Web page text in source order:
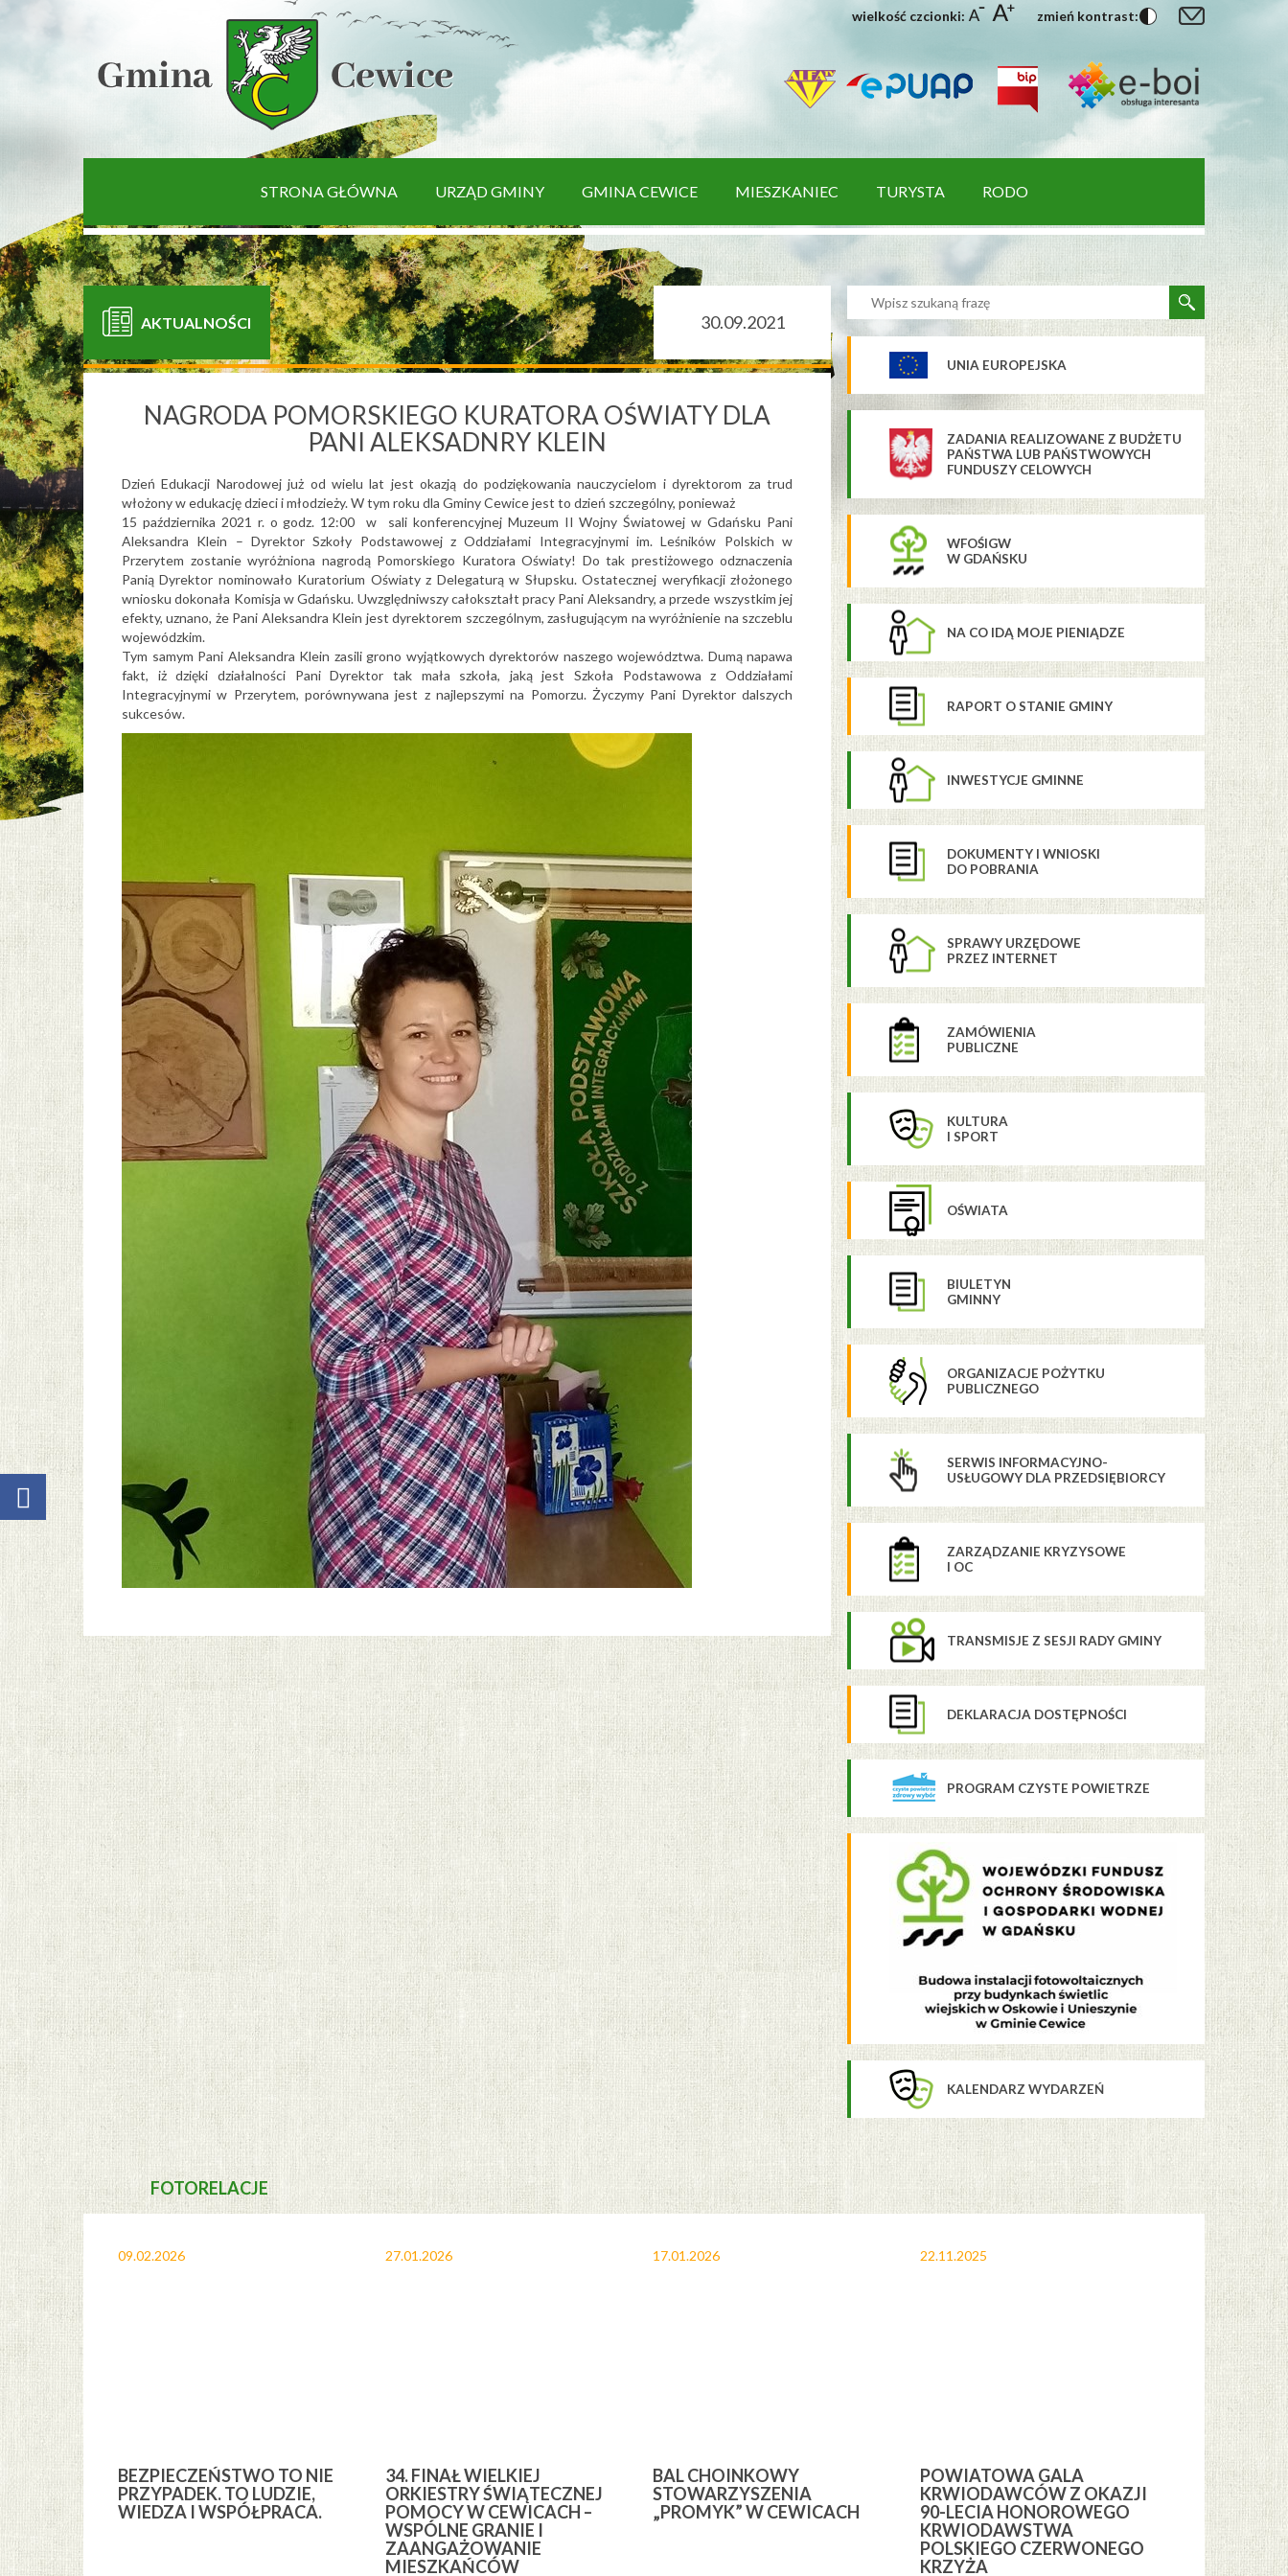
wielkość czcionki: zmień kontrast:
STRONA GŁÓWNA URZĄD GMINY GMINA CEWICE MIESZKANIEC TURYSTA RODO
AKTUALNOŚCI 30.09.2021
NAGRODA POMORSKIEGO KURATORA OŚWIATY DLA
PANI ALEKSADNRY KLEIN
Dzień Edukacji Narodowej już od wielu lat jest okazją do podziękowania nauczycielom i dyrektorom za trud
włożony w edukację dzieci i młodzieży. W tym roku dla Gminy Cewice jest to dzień szczególny, ponieważ
15 października 2021 r. o godz. 12:00 w sali konferencyjnej Muzeum II Wojny Światowej w Gdańsku Pani
Aleksandra Klein – Dyrektor Szkoły Podstawowej z Oddziałami Integracyjnymi im. Leśników Polskich w
Przerytem zostanie wyróżniona nagrodą Pomorskiego Kuratora Oświaty! Do tak prestiżowego odznaczenia
Panią Dyrektor nominowało Kuratorium Oświaty z Delegaturą w Słupsku. Ostatecznej weryfikacji złożonego
wniosku dokonała Komisja w Gdańsku. Uwzględniwszy całokształt pracy Pani Aleksandry, a przede wszystkim jej
efekty, uznano, że Pani Aleksandra Klein jest dyrektorem szczególnym, zasługującym na wyróżnienie na szczeblu
wojewódzkim.
Tym samym Pani Aleksandra Klein zasili grono wyjątkowych dyrektorów naszego województwa. Dumą napawa
fakt, iż dzięki działalności Pani Dyrektor tak mała szkoła, jaką jest Szkoła Podstawowa z Oddziałami
Integracyjnymi w Przerytem, porównywana jest z najlepszymi na Pomorzu. Życzymy Pani Dyrektor dalszych
sukcesów.
UNIA EUROPEJSKA
ZADANIA REALIZOWANE Z BUDŻETU
PAŃSTWA LUB PAŃSTWOWYCH
FUNDUSZY CELOWYCH
WFOŚIGW
W GDAŃSKU
NA CO IDĄ MOJE PIENIĄDZE
RAPORT O STANIE GMINY
INWESTYCJE GMINNE
DOKUMENTY I WNIOSKI
DO POBRANIA
SPRAWY URZĘDOWE
PRZEZ INTERNET
ZAMÓWIENIA
PUBLICZNE
KULTURA
I SPORT
OŚWIATA
BIULETYN
GMINNY
ORGANIZACJE POŻYTKU
PUBLICZNEGO
SERWIS INFORMACYJNO-
USŁUGOWY DLA PRZEDSIĘBIORCY
ZARZĄDZANIE KRYZYSOWE
I OC
TRANSMISJE Z SESJI RADY GMINY
DEKLARACJA DOSTĘPNOŚCI
PROGRAM CZYSTE POWIETRZE
KALENDARZ WYDARZEŃ
FOTORELACJE
Z
GMINY
09.02.2026
BEZPIECZEŃSTWO TO NIE
PRZYPADEK. TO LUDZIE,
WIEDZA I WSPÓŁPRACA.
27.01.2026
34. FINAŁ WIELKIEJ
ORKIESTRY ŚWIĄTECZNEJ
POMOCY W CEWICACH –
WSPÓLNE GRANIE I
ZAANGAŻOWANIE
MIESZKAŃCÓW
17.01.2026
BAL CHOINKOWY
STOWARZYSZENIA
„PROMYK” W CEWICACH
22.11.2025
POWIATOWA GALA
KRWIODAWCÓW Z OKAZJI
90-LECIA HONOROWEGO
KRWIODAWSTWA
POLSKIEGO CZERWONEGO
KRZYŻA
12.11.2025
OBCHODY
ŚWIĘTA
GMINIE
[interaktywna-mapa]